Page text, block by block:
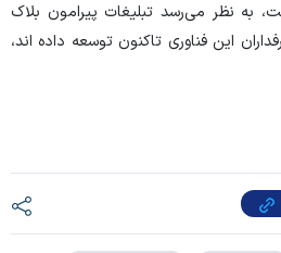
به نظر می‌رسد تبلیغات پیرامون بلاک
این فناوری تاکنون توسعه داده اند،